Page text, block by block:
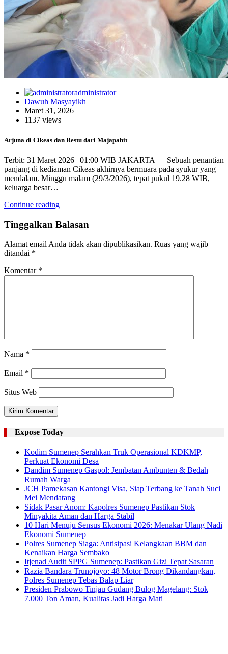
administrator
Dawuh Masyayikh
Maret 31, 2026
1137 views
Arjuna di Cikeas dan Restu dari Majapahit
Terbit: 31 Maret 2026 | 01:00 WIB JAKARTA — Sebuah penantian
panjang di kediaman Cikeas akhirnya bermuara pada syukur yang
mendalam. Minggu malam (29/3/2026), tepat pukul 19.28 WIB,
keluarga besar…
Continue reading
Tinggalkan Balasan
Alamat email Anda tidak akan dipublikasikan. Ruas yang wajib
ditandai *
Komentar *
Nama *
Email *
Situs Web
Expose Today
Kodim Sumenep Serahkan Truk Operasional KDKMP,
Perkuat Ekonomi Desa
Dandim Sumenep Gaspol: Jembatan Ambunten & Bedah
Rumah Warga
JCH Pamekasan Kantongi Visa, Siap Terbang ke Tanah Suci
Mei Mendatang
Sidak Pasar Anom: Kapolres Sumenep Pastikan Stok
Minyakita Aman dan Harga Stabil
10 Hari Menuju Sensus Ekonomi 2026: Menakar Ulang Nadi
Ekonomi Sumenep
Polres Sumenep Siaga: Antisipasi Kelangkaan BBM dan
Kenaikan Harga Sembako
Itjenad Audit SPPG Sumenep: Pastikan Gizi Tepat Sasaran
Razia Bandara Trunojoyo: 48 Motor Brong Dikandangkan,
Polres Sumenep Tebas Balap Liar
Presiden Prabowo Tinjau Gudang Bulog Magelang: Stok
7.000 Ton Aman, Kualitas Jadi Harga Mati